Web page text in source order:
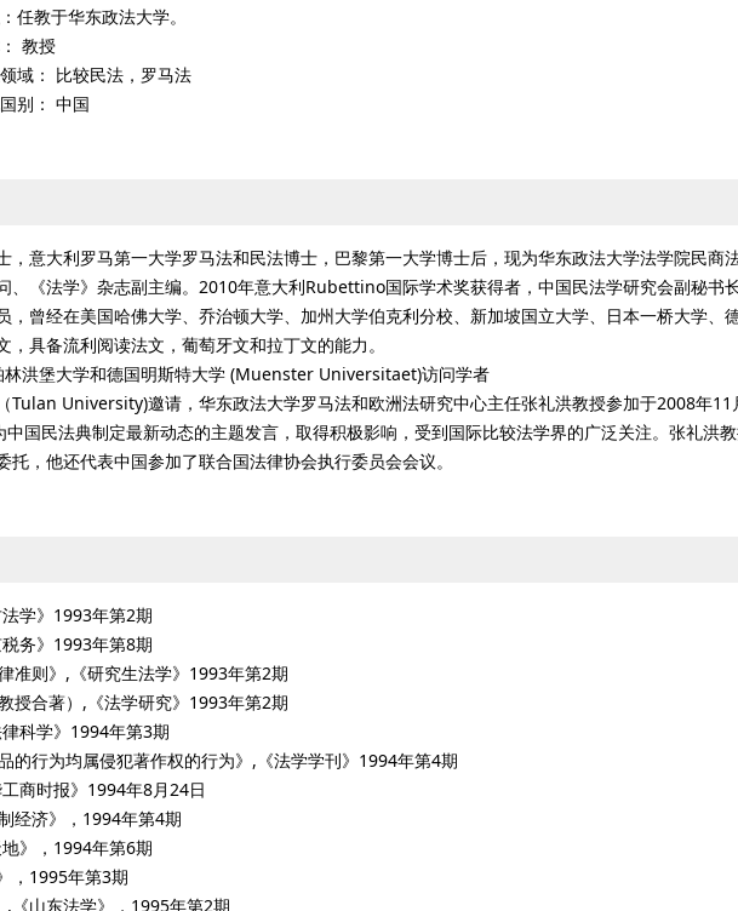
任教于华东政法大学。
教授
域： 比较民法，罗马法
别： 中国
，意大利罗马第一大学罗马法和民法博士，巴黎第一大学博士后，现为华东政法大学法学院民
、《法学》杂志副主编。2010年意大利Rubettino国际学术奖获得者，中国民法学研究会副秘
曾经在美国哈佛大学、乔治顿大学、加州大学伯克利分校、新加坡国立大学、日本一桥大学、
具备流利阅读法文，葡萄牙文和拉丁文的能力。
洪堡大学和德国明斯特大学 (Muenster Universitaet)访问学者
Tulan University)邀请，华东政法大学罗马法和欧洲法研究中心主任张礼洪教授参加于2008年
国民法典制定最新动态的主题发言，取得积极影响，受到国际比较法学界的广泛关注。张礼洪
，他还代表中国参加了联合国法律协会执行委员会会议。
学》1993年第2期
务》1993年第8期
准则》,《研究生法学》1993年第2期
授合著）,《法学研究》1993年第2期
科学》1994年第3期
的行为均属侵犯著作权的行为》,《法学学刊》1994年第4期
商时报》1994年8月24日
经济》，1994年第4期
》，1994年第6期
，1995年第3期
《山东法学》，1995年第2期